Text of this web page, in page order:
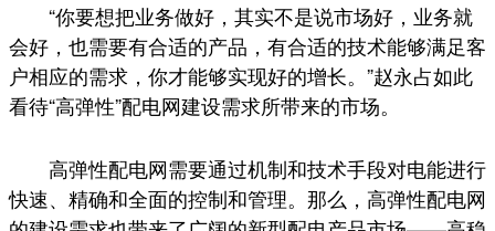
“你要想把业务做好，其实不是说市场好，业务就
会好，也需要有合适的产品，有合适的技术能够满足客
户相应的需求，你才能够实现好的增长。”赵永占如此
看待“高弹性”配电网建设需求所带来的市场。
高弹性配电网需要通过机制和技术手段对电能进行
快速、精确和全面的控制和管理。那么，高弹性配电网